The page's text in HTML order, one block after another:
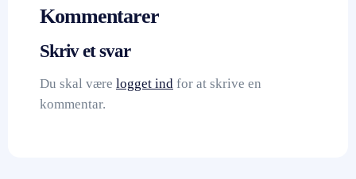
Kommentarer
Skriv et svar
Du skal være logget ind for at skrive en
kommentar.